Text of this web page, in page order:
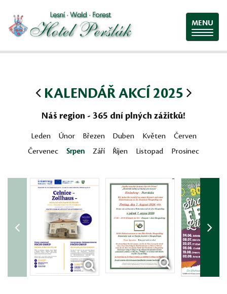
MENU
KALENDÁŘ AKCÍ 2025
Náš region - 365 dní plných zážitků!
Leden Únor Březen Duben Květen
Červen
Červenec
Srpen Září Říjen Listopad Prosinec